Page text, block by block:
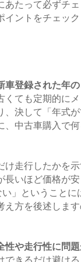
あたって必ずチ
イントをチェッ
車登録された年
くても定期的に
、決して「年式
、中古車購入で
け走行したかを
長いほど価格が
」ということ
え方を後述しま
性や走行性に問
できるだけ避け